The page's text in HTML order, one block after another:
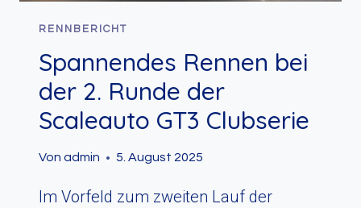
RENNBERICHT
Spannendes Rennen bei
der 2. Runde der
Scaleauto GT3 Clubserie
Von admin 5. August 2025
Im Vorfeld zum zweiten Lauf der